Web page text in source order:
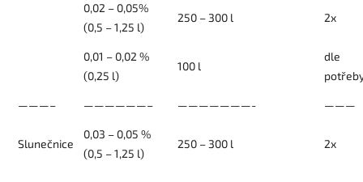
0,02 – 0,05%
(0,5 – 1,25 l)
250 – 300 l 2x
0,01 – 0,02 %
(0,25 l)
100 l
dle
———– ——————– ———————- ———
Slunečnice
0,03 – 0,05 %
(0,5 – 1,25 l)
250 – 300 l 2x